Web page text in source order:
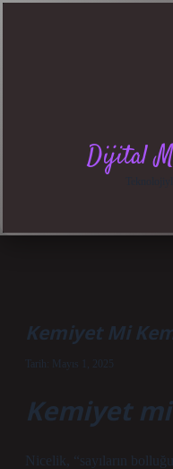
Dijital
Kemiyet Mi
Tarih: Mayıs 1, 2025
Kemiyet
Nicelik, “sayıların